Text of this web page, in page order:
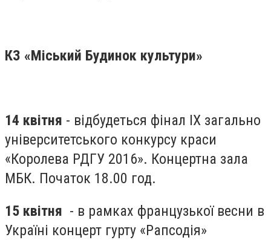
КЗ «Міський Будинок культури»
14 квітня - відбудеться фінал ІХ загально
університетського конкурсу краси
«Королева РДГУ 2016». Концертна зала
МБК. Початок 18.00 год.
15 квітня - в рамках французької весни в
Україні концерт гурту «Рапсодія»